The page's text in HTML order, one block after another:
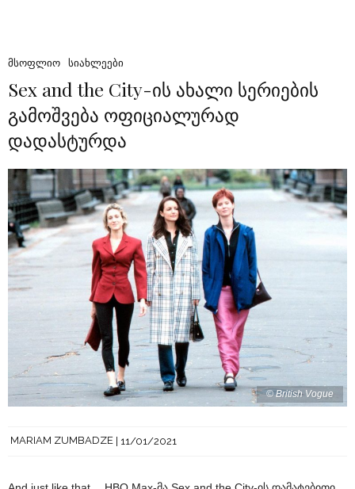
ᲛᲡᲝᲤᲚᲘᲝ ᲡᲘᲐᲮᲚᲔᲔᲑᲘ
Sex and the City-ის ახალი სერიების
გამოშვება ოფიციალურად
დადასტურდა
© British Vogue
MARIAM ZUMBADZE 11/01/2021